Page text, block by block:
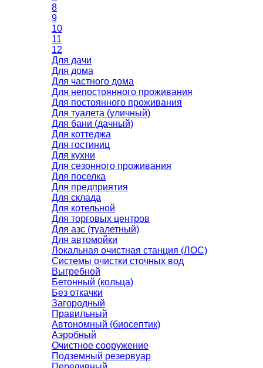
8
9
10
11
12
Для дачи
Для дома
Для частного дома
Для непостоянного проживания
Для постоянного проживания
Для туалета (уличный)
Для бани (дачный)
Для коттеджа
Для гостиниц
Для кухни
Для сезонного проживания
Для поселка
Для предприятия
Для склада
Для котельной
Для торговых центров
Для азс (туалетный)
Для автомойки
Локальная очистная станция (ЛОС)
Системы очистки сточных вод
Выгребной
Бетонный (кольца)
Без откачки
Загородный
Правильный
Автономный (биосептик)
Аэробный
Очистное сооружение
Подземный резервуар